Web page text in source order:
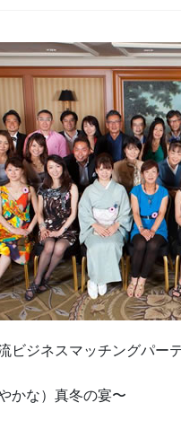
ビジネスマッチングパー
かな）真冬の宴〜